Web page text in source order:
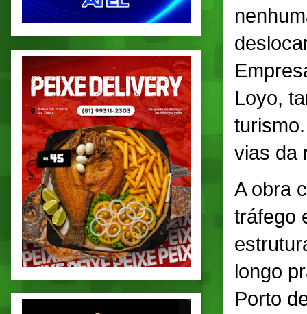
Loyo,
vias da
A obra
tráfego
longo
Porto